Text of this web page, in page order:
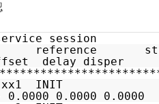
session
reference
delay disper
INIT
0.0000 0.0000